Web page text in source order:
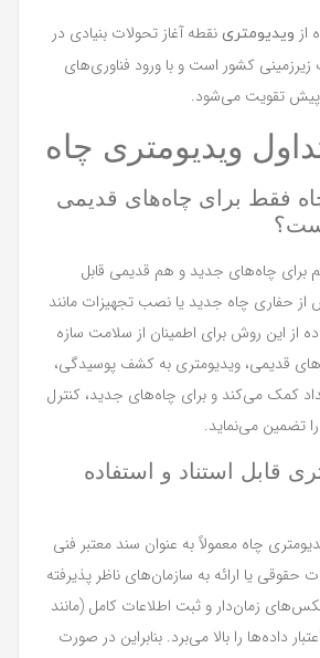
از ویدیومتری نقطه آغاز تحولات بنیادی در
زیرزمینی کشور است و با ورود فناوری‌های
پیش تقویت می‌شود.
ویدیومتری چاه
چاه فقط برای چاه‌های قدیمی
برای چاه‌های جدید و هم قدیمی قابل
حفاری چاه جدید یا نصب تجهیزات مانند
از این روش برای اطمینان از سلامت سازه
قدیمی، ویدیومتری به کشف پوسیدگی،
کمک می‌کند و برای چاه‌های جدید، کنترل
تضمین می‌نماید.
قابل استناد و استفاده
چاه معمولاً به عنوان سند معتبر فنی
حقوقی یا ارائه به سازمان‌های ناظر پذیرفته
زمان‌دار و ثبت اطلاعات کامل (مانند
داده‌ها را بالا می‌برد. بنابراین در صورت